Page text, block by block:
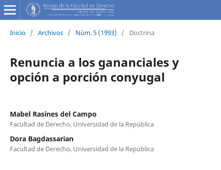
Inicio / Archivos / Núm. 5 (1993) / Doctrina
Renuncia a los gananciales y
opción a porción conyugal
Mabel Rasines del Campo
Facultad de Derecho, Universidad de la República
Dora Bagdassarian
Facultad de Derecho, Universidad de la República